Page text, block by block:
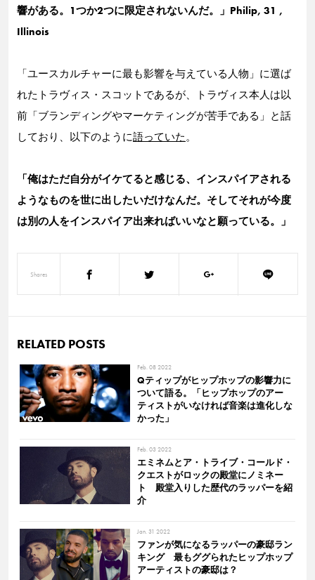
響がある。1つか2つに限定されないんだ。」Philip, 31 ,
Illinois
「ユースカルチャーに最も影響を与えている人物」に選ば
れたトラヴィス・スコットであるが、トラヴィス本人は以
前「ブランディングやマーケティングが苦手である」と話
しており、以下のように語っていた。
「俺はただ自分がイケてると感じる、インスパイアされる
ようなものを世に出したいだけなんだ。そしてそれが今度
は別の人をインスパイア出来ればいいなと願っている。」
Shares
RELATED POSTS
Feb. 08 2022
Qティップがヒップホップの影響力に
ついて語る。「ヒップホップのアー
ティストがいなければ音楽は進化しな
かった」
Feb. 03 2022
エミネムとア・トライブ・コールド・
クエストがロックの殿堂にノミネー
ト 殿堂入りした歴代のラッパーを紹
介
Jan. 31 2022
ファンが気になるラッパーの豪邸ラン
キング 最もググられたヒップホップ
アーティストの豪邸は？